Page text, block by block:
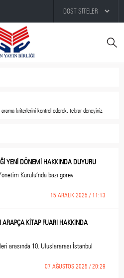
arama kriterlerini kontrol ederek, tekrar deneyiniz.
YENİ DÖNEMİ HAKKINDA DUYURU
Kurulu’nda bazı görev
15 ARALIK 2025 / 11:13
ARAPÇA KİTAP FUARI HAKKINDA
arasında 10. Uluslararası İstanbul
07 AĞUSTOS 2025 / 20:29